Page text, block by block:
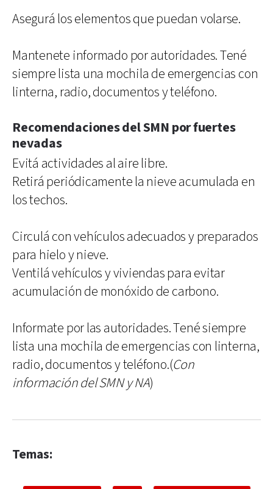
Asegurá los elementos que puedan volarse.
Mantenete informado por autoridades. Tené
siempre lista una mochila de emergencias con
linterna, radio, documentos y teléfono.
Recomendaciones del SMN por fuertes
nevadas
Evitá actividades al aire libre.
Retirá periódicamente la nieve acumulada en
los techos.
Circulá con vehículos adecuados y preparados
para hielo y nieve.
Ventilá vehículos y viviendas para evitar
acumulación de monóxido de carbono.
Informate por las autoridades. Tené siempre
lista una mochila de emergencias con linterna,
radio, documentos y teléfono.(Con
información del SMN y NA)
Temas: